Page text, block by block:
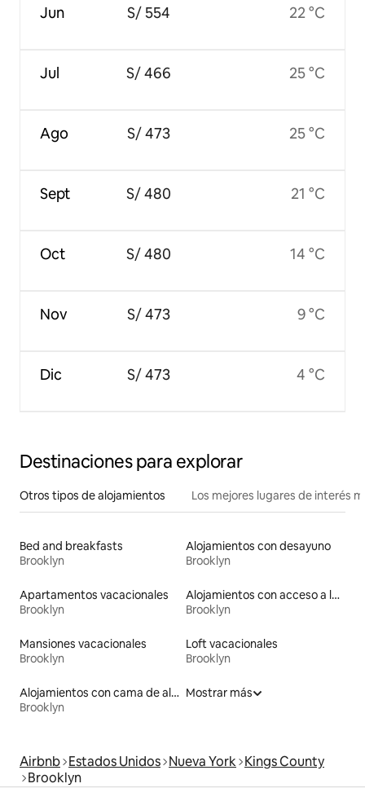
Jun
Jul
Ago
Sept
Oct
Nov
Dic
S/ 554
S/ 466
S/ 473
S/ 480
S/ 480
S/ 473
S/ 473
22 °C
25 °C
25 °C
21 °C
14 °C
9 °C
4 °C
Destinaciones para explorar
Otros tipos de alojamientos Los mejores lugares de interés
Bed and breakfasts
Brooklyn
Alojamientos con desayuno
Brooklyn
Apartamentos vacacionales
Brooklyn
Alojamientos con acceso a la playa
Brooklyn
Mansiones vacacionales
Brooklyn
Loft vacacionales
Brooklyn
Alojamientos con cama de altura accesible
Brooklyn
Mostrar más
Airbnb Estados Unidos Nueva York Kings County
Brooklyn